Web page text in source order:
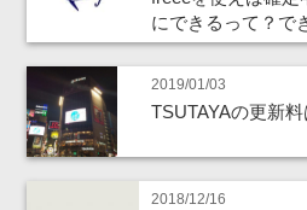
にできるって？で
2019/01/03
TSUTAYAの更新
2018/12/16